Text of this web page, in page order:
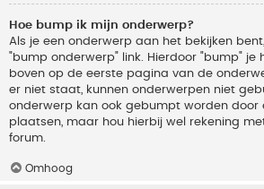
Hoe bump ik mijn onderwerp?
Als je een onderwerp aan het bekijken
"bump onderwerp" link. Hierdoor "bump" je
boven op de eerste pagina van de
er niet staat, kunnen onderwerpen niet
onderwerp kan ook gebumpt worden door
plaatsen, maar hou hierbij wel rekening
forum.
Omhoog